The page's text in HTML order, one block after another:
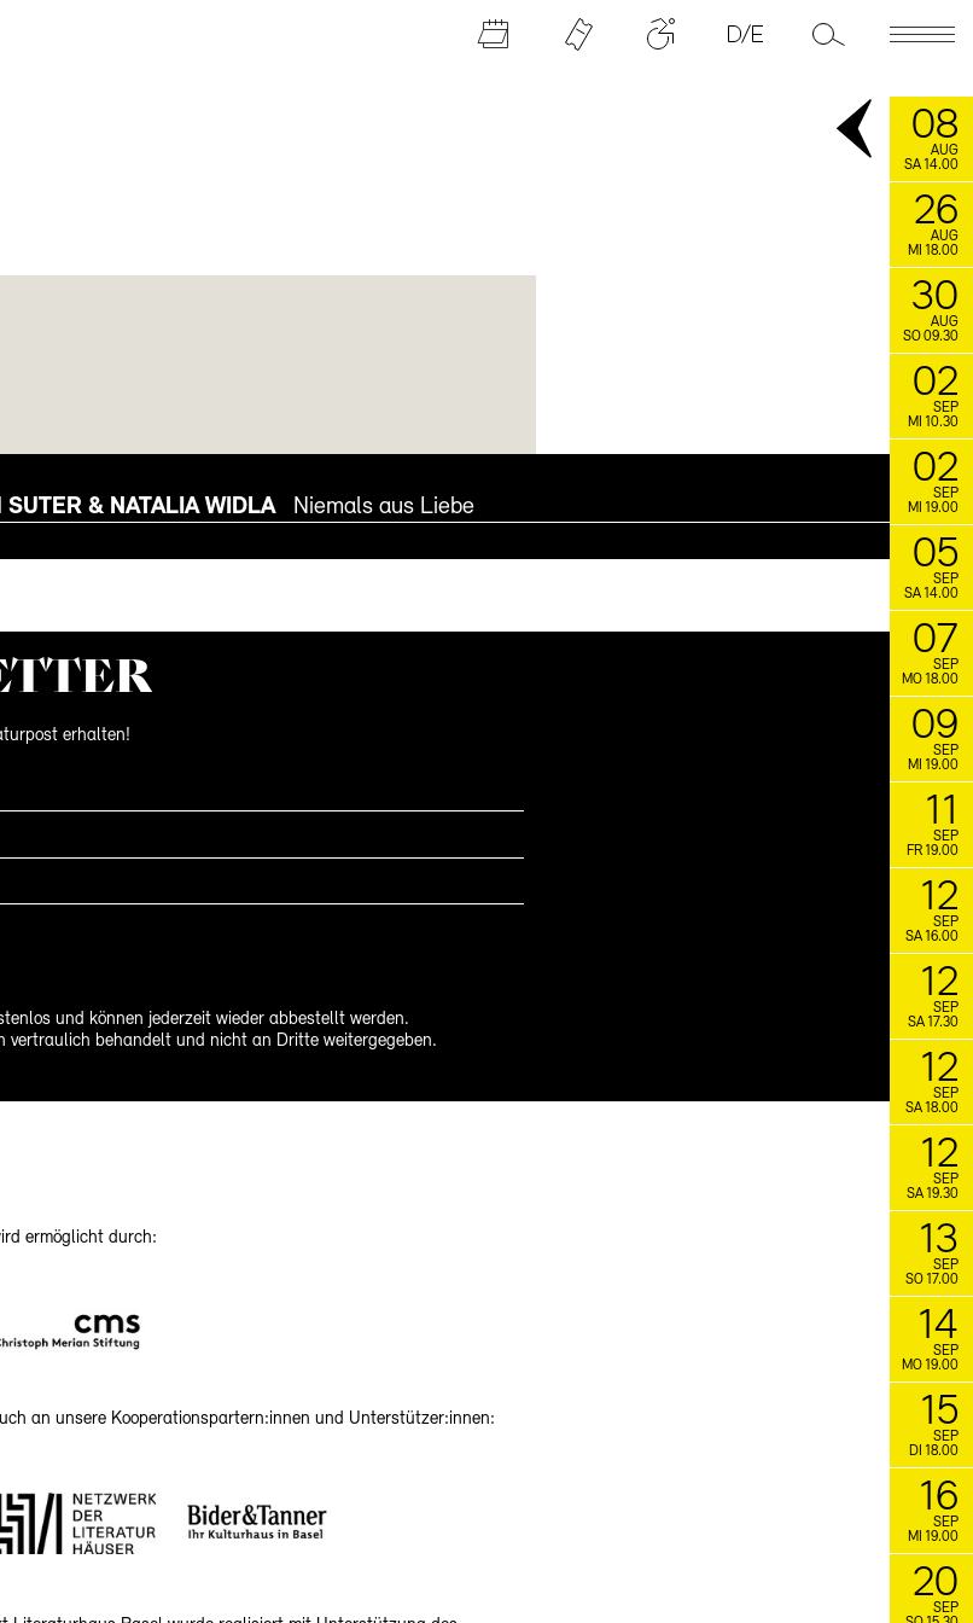
& NATALIA WIDLA Niemals aus Liebe
erhalten!
und können jederzeit wieder abbestellt werden.
vertraulich behandelt und nicht an Dritte weitergegeben.
ermöglicht durch:
an unsere Kooperationspartern:innen und Unterstützer:innen:
08
AUG
SA 14.00
26
AUG
MI 18.00
30
AUG
SO 09.30
02
SEP
MI 10.30
02
SEP
MI 19.00
05
SEP
SA 14.00
07
SEP
MO 18.00
09
SEP
MI 19.00
11
SEP
FR 19.00
12
SEP
SA 16.00
12
SEP
SA 17.30
12
SEP
SA 18.00
12
SEP
SA 19.30
13
SEP
SO 17.00
14
SEP
MO 19.00
15
SEP
DI 18.00
16
SEP
MI 19.00
20
SEP